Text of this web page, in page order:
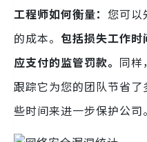
工程师如何衡量： 您可以
的成本。 包括损失工作
应支付的监管罚款。 同样
跟踪它为您的团队节省
些时间来进一步保护公司。